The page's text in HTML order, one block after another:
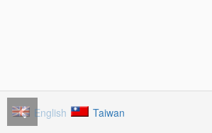
English Taiwan